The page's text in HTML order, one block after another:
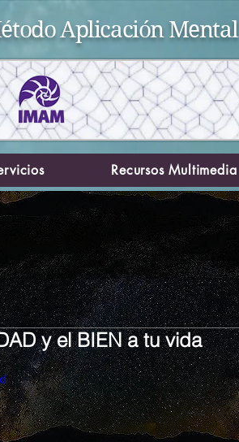
Aplicación Mental
Recursos Multimedia
y el BIEN a tu vida